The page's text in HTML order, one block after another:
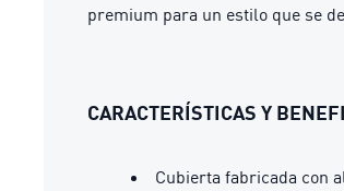
premium para un estilo que se
CARACTERÍSTICAS Y
Cubierta fabricada con